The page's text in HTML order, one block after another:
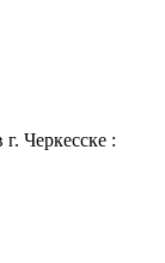
Черкесске :